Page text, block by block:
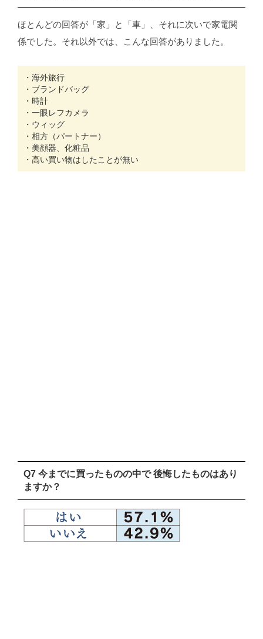
ほとんどの回答が「家」と「車」、それに次いで家電関
係でした。それ以外では、こんな回答がありました。
・海外旅行
・ブランドバッグ
・時計
・一眼レフカメラ
・ウィッグ
・相方（パートナー）
・美顔器、化粧品
・高い買い物はしたことが無い
Q7 今までに買ったものの中で 後悔したものはあり
ますか？